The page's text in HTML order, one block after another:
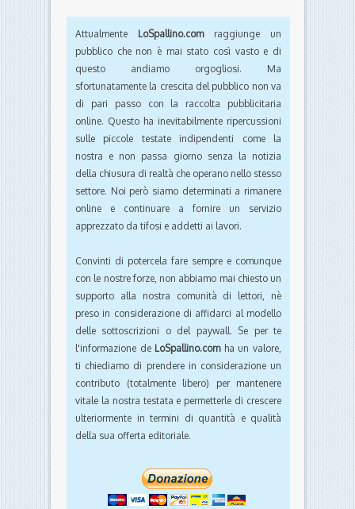
Attualmente LoSpallino.comraggiunge un
pubblico che non è mai stato così vasto e di
questo andiamo orgogliosi. Ma
sfortunatamente la crescita del pubblico non va
di pari passo con la raccolta pubblicitaria
online. Questo ha inevitabilmente ripercussioni
sulle piccole testate indipendenti come la
nostra e non passa giorno senza la notizia
della chiusura di realtà che operano nello stesso
settore. Noi però siamo determinati a rimanere
online e continuare a fornire un servizio
apprezzato da tifosi e addetti ai lavori.
Convinti di potercela fare sempre e comunque
con le nostre forze, non abbiamo mai chiesto un
supporto alla nostra comunità di lettori, nè
preso in considerazione di affidarci al modello
delle sottoscrizioni o del paywall. Se per te
l'informazione de LoSpallino.comha un valore,
ti chiediamo di prendere in considerazione un
contributo (totalmente libero) per mantenere
vitale la nostra testata e permetterle di crescere
ulteriormente in termini di quantità e qualità
della sua offerta editoriale.